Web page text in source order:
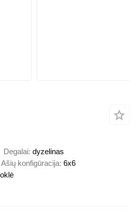
Degalai dyzelinas
Ašių konfigūracija 6x6